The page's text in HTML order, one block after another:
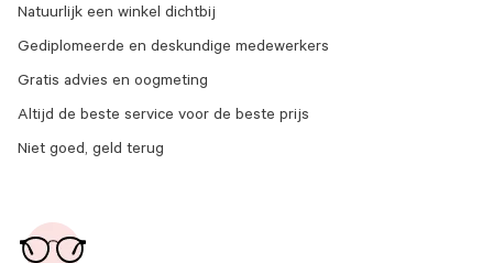
Natuurlijk een winkel dichtbij
Gediplomeerde en deskundige medewerkers
Gratis advies en oogmeting
Altijd de beste service voor de beste prijs
Niet goed, geld terug